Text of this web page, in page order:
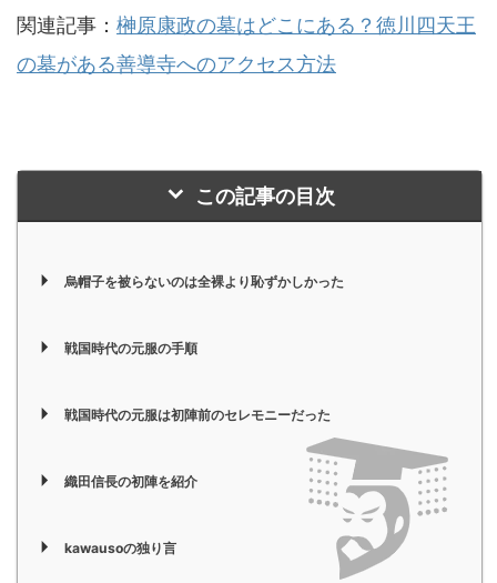
関連記事： 榊原康政の墓はどこにある？徳川四天王
の墓がある善導寺へのアクセス方法
この記事の目次
烏帽子を被らないのは全裸より恥ずかしかった
戦国時代の元服の手順
戦国時代の元服は初陣前のセレモニーだった
織田信長の初陣を紹介
kawausoの独り言